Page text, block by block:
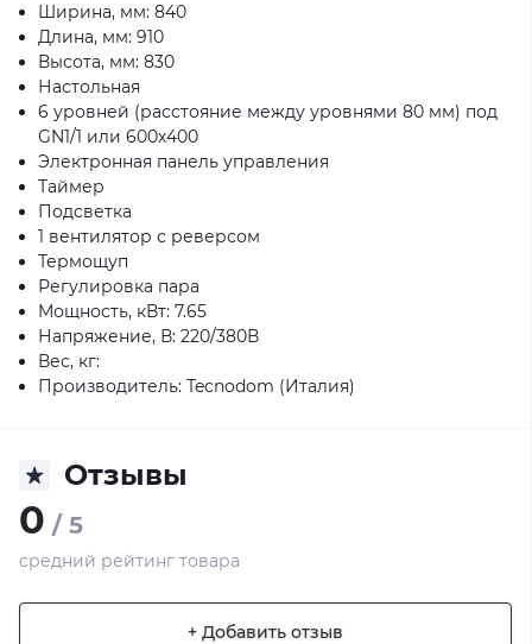
Ширина, мм: 840
Длина, мм: 910
Высота, мм: 830
Настольная
6 уровней (расстояние между уровнями 80 мм) под
GN1/1 или 600х400
Электронная панель управления
Таймер
Подсветка
1 вентилятор с реверсом
Термощуп
Регулировка пара
Мощность, кВт: 7.65
Напряжение, В: 220/380В
Вес, кг:
Производитель: Tecnodom (Италия)
Отзывы
0 / 5
средний рейтинг товара
+ Добавить отзыв